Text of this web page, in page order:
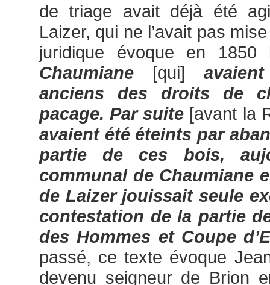
de triage avait déjà été
Laizer, qui ne l’avait pas
juridique évoque en
Chaumiane [qui]
anciens des droits de
pacage. Par suite [avant la
avaient été éteints par
partie de ces bois,
communal de Chaumiane
de Laizer jouissait seule
contestation de la partie
des Hommes et Coupe
passé, ce texte évoque
devenu seigneur de Brion